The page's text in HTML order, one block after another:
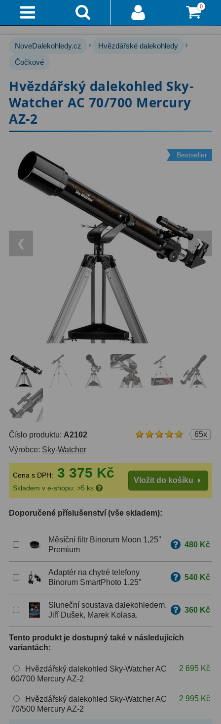
0
Přihlášení
Affiliate
Průvodce
Doručení
A
Platba
Vše
Nákupu
14
Dnů
Objednávky
Kontakty
Akce!
Hvězdářské dalekohledy
Pro začátečníky 67
Pro děti30
Čočkové
Katadioptrické7
ED / Apochromáty33
13
OTA - pouze optika
Sluneční
41
Plössl a Super Plössl 120
WA (52°-60°)
SWA (62°-78°)
UWA (80°-98°)
ZOOM12
ED a Flat Field
Doplňky
Sluneční 44
CLS a UHC 18
OIII9
Hβ 6
NoveDalekohledy.cz › Hvězdářské dalekohledy ›
Čočkové
Bestseller
❮ ❯
Hvězdářský dalekohled Sky-
Watcher AC 70/700 Mercury
AZ-2
Číslo produktu: A2102
Výrobce: Sky-Watcher
65x
Cena s DPH: 3 375 Kč
Skladem v e-shopu: >5 ks
Vložit do košíku
Doporučené příslušenství (vše skladem):
Měsíční filtr Binorum Moon 1,25″
Premium
480 Kč
Adaptér na chytré telefony
Binorum SmartPhoto 1,25″
540 Kč
Sluneční soustava dalekohledem.
Jiří Dušek, Marek Kolasa.
360 Kč
Tento produkt je dostupný také v následujících
variantách:
Hvězdářský dalekohled Sky-Watcher AC
60/700 Mercury AZ-2
2 695 Kč
Hvězdářský dalekohled Sky-Watcher AC
70/500 Mercury AZ-2
2 995 Kč